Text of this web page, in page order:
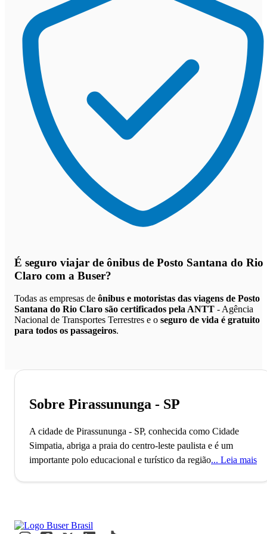
É seguro viajar de ônibus de Posto Santana do Rio
Claro com a Buser?
Todas as empresas de ônibus e motoristas das viagens de Posto
Santana do Rio Claro são certificados pela ANTT - Agência
Nacional de Transportes Terrestres e o seguro de vida é gratuito
para todos os passageiros.
Sobre Pirassununga - SP
A cidade de Pirassununga - SP, conhecida como Cidade
Simpatia, abriga a praia do centro-leste paulista e é um
importante polo educacional e turístico da região. A cidade
importante polo educacional, foi fundado no ano de 1865 e
Leia mais